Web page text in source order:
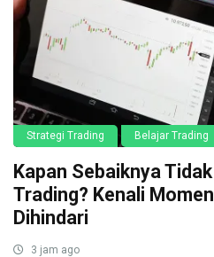
Strategi Trading Belajar Trading
Kapan Sebaiknya
Trading? Kenali
Dihindari
3 jam ago